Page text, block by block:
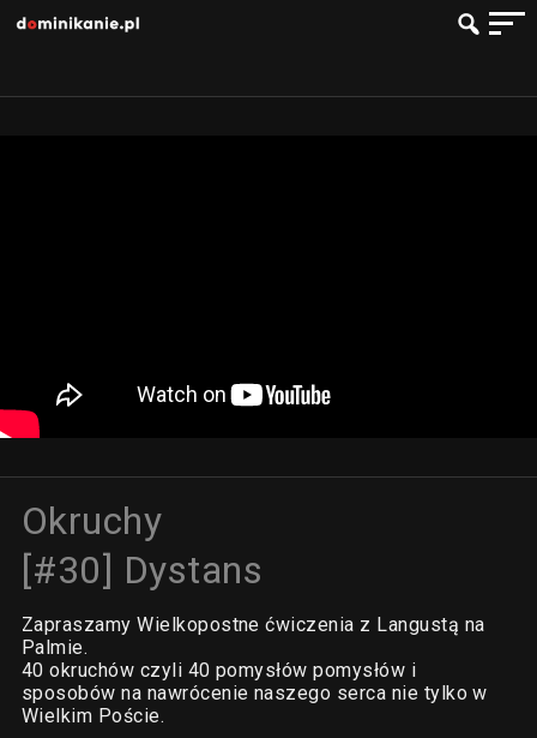
Okruchy
[#30] Dystans
Zapraszamy Wielkopostne ćwiczenia z Langustą na
Palmie.
40 okruchów czyli 40 pomysłów pomysłów i
sposobów na nawrócenie naszego serca nie tylko w
Wielkim Poście.